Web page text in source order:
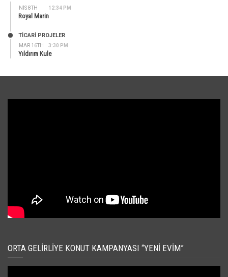
NIS 8TH 12:34 PM
Royal Marin
MAR 16TH 3:30 PM
TİCARİ PROJELER
Yıldırım Kule
ORTA GELIRLIYE KONUT KAMPANYASI “YENI EVIM”